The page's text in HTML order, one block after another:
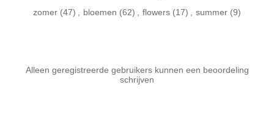
zomer (47) , bloemen (62) , flowers (17) , summer (9)
Alleen geregistreerde gebruikers kunnen een beoordeling
schrijven